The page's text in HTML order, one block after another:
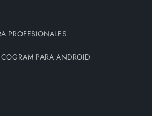
PROFESIONALES
PARA ANDROID